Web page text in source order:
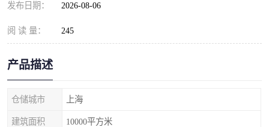
发布日期： 2026-08-06
阅 读 量： 245
产品描述
仓储城市 上海
建筑面积 10000平方米